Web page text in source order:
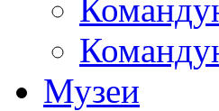
Музеи